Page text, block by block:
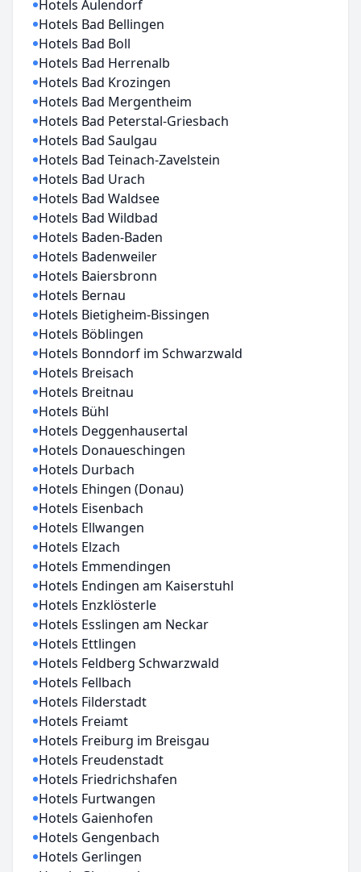
Hotels Aulendorf
Hotels Bad Bellingen
Hotels Bad Boll
Hotels Bad Herrenalb
Hotels Bad Krozingen
Hotels Bad Mergentheim
Hotels Bad Peterstal-Griesbach
Hotels Bad Saulgau
Hotels Bad Teinach-Zavelstein
Hotels Bad Urach
Hotels Bad Waldsee
Hotels Bad Wildbad
Hotels Baden-Baden
Hotels Badenweiler
Hotels Baiersbronn
Hotels Bernau
Hotels Bietigheim-Bissingen
Hotels Böblingen
Hotels Bonndorf im Schwarzwald
Hotels Breisach
Hotels Breitnau
Hotels Bühl
Hotels Deggenhausertal
Hotels Donaueschingen
Hotels Durbach
Hotels Ehingen (Donau)
Hotels Eisenbach
Hotels Ellwangen
Hotels Elzach
Hotels Emmendingen
Hotels Endingen am Kaiserstuhl
Hotels Enzklösterle
Hotels Esslingen am Neckar
Hotels Ettlingen
Hotels Feldberg Schwarzwald
Hotels Fellbach
Hotels Filderstadt
Hotels Freiamt
Hotels Freiburg im Breisgau
Hotels Freudenstadt
Hotels Friedrichshafen
Hotels Furtwangen
Hotels Gaienhofen
Hotels Gengenbach
Hotels Gerlingen